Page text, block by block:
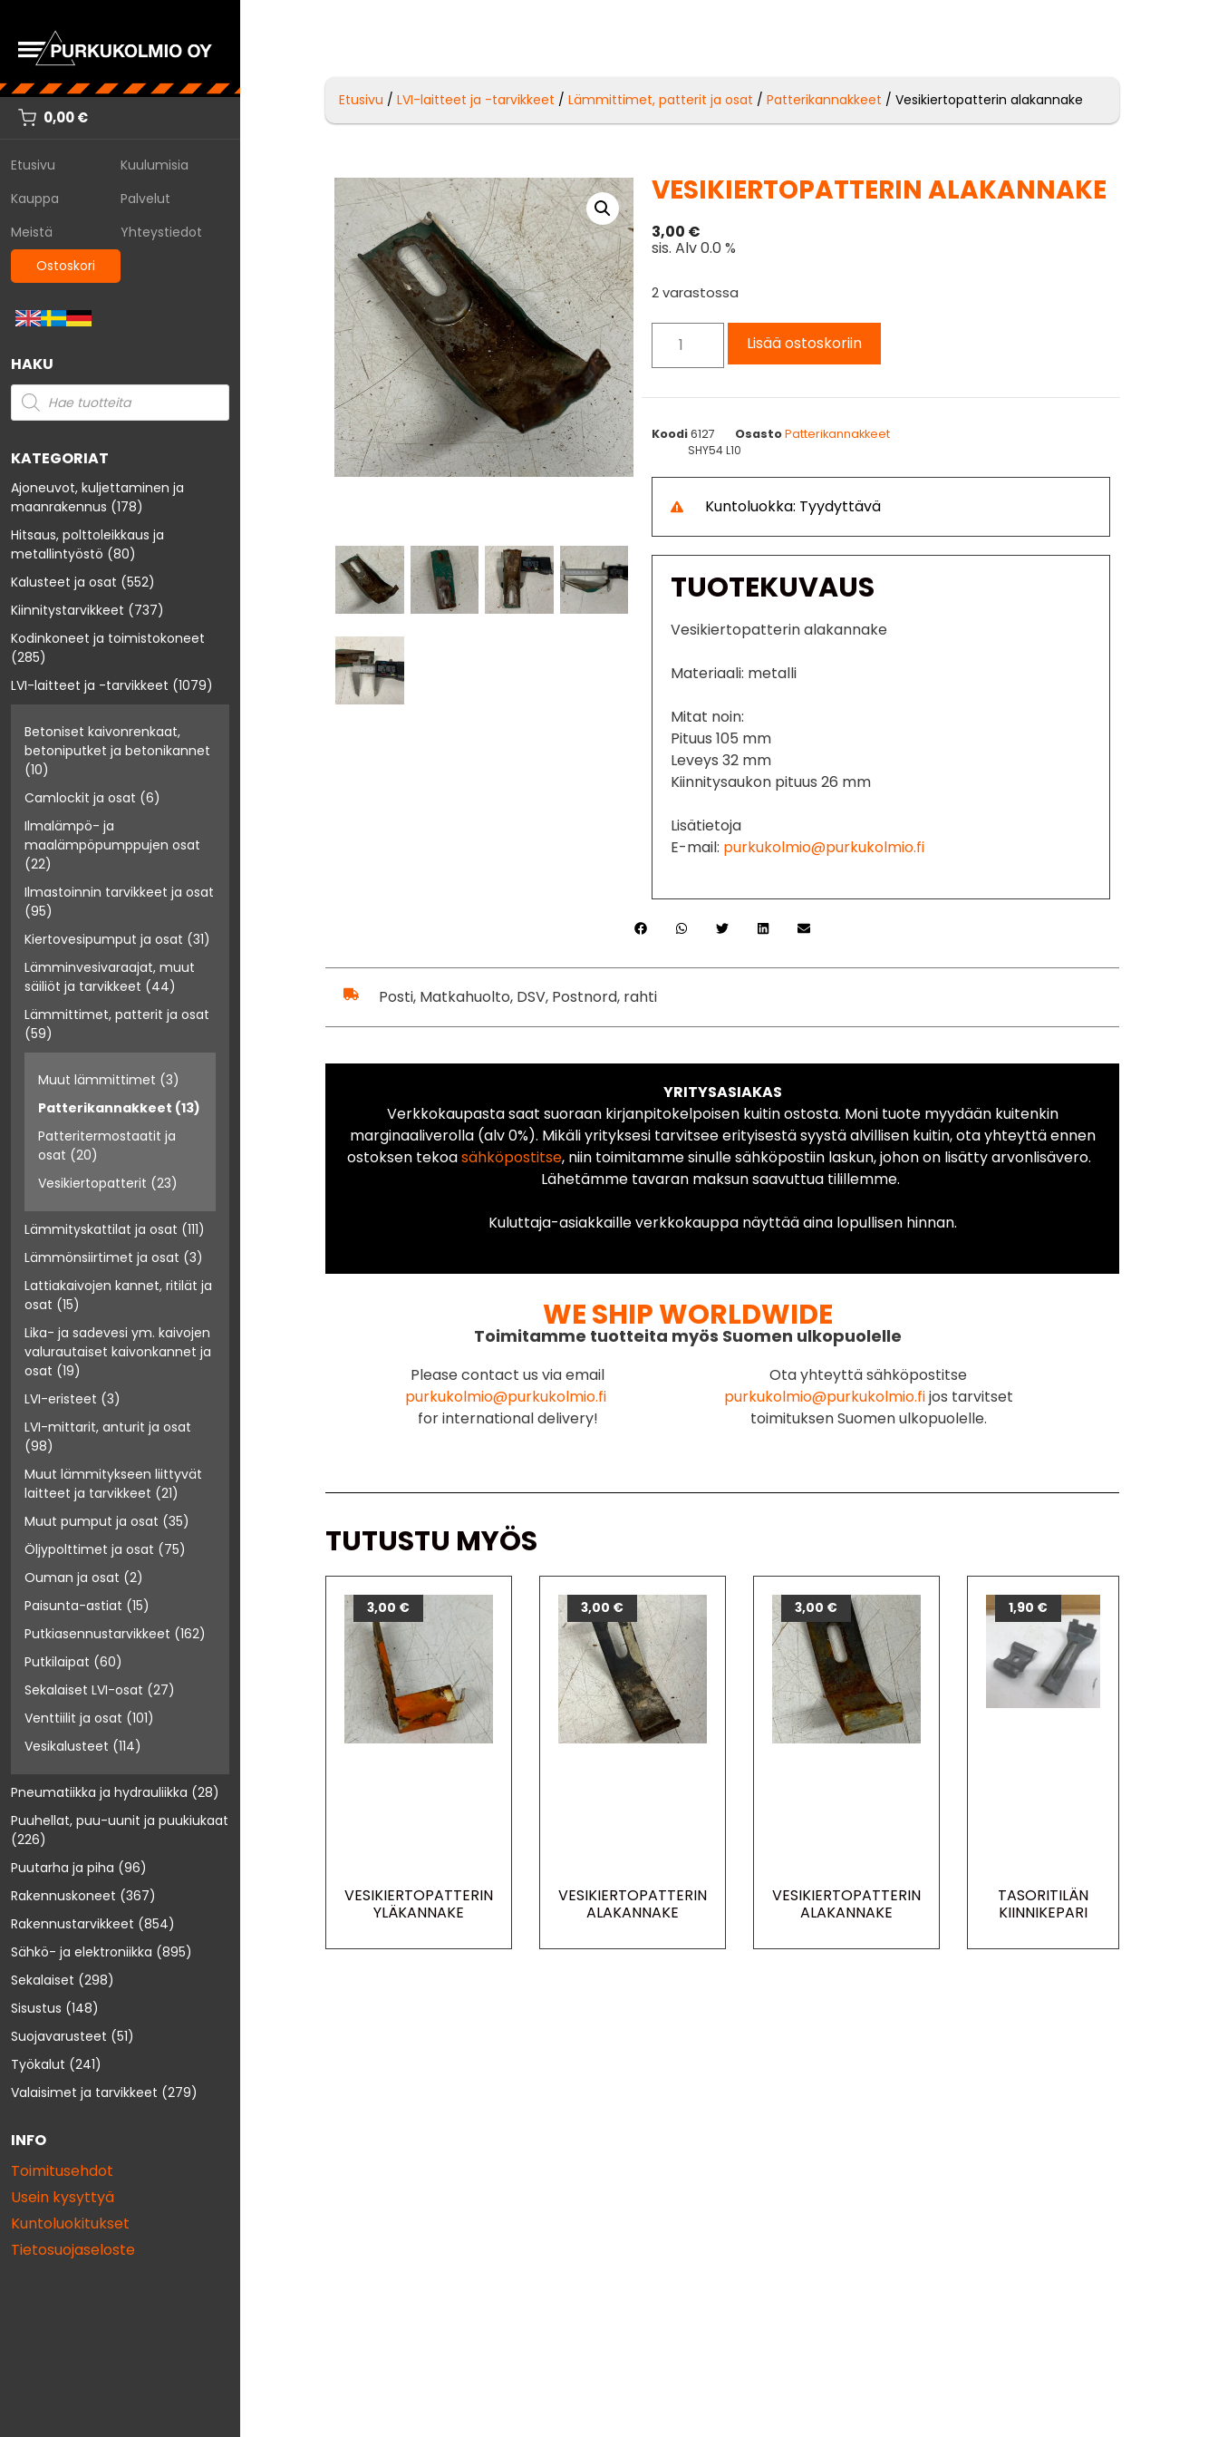
0,00€
Etusivu
Kuulumisia
Kauppa
Palvelut
Meistä
Yhteystiedot
Ostoskori
HAKU
KATEGORIAT
Ajoneuvot, kuljettaminen ja
maanrakennus (178)
Hitsaus, polttoleikkaus ja
metallintyöstö (80)
Kalusteet ja osat (552)
Kiinnitystarvikkeet (737)
Kodinkoneet ja toimistokoneet
(285)
LVI-laitteet ja -tarvikkeet (1079)
Betoniset kaivonrenkaat,
betoniputket ja betonikannet
(10)
Camlockit ja osat (6)
Ilmalämpö- ja
maalämpöpumppujen osat
(22)
Ilmastoinnin tarvikkeet ja osat
(95)
Kiertovesipumput ja osat (31)
Lämminvesivaraajat, muut
säiliöt ja tarvikkeet (44)
Lämmittimet, patterit ja osat
(59)
Muut lämmittimet (3)
Patterikannakkeet (13)
Patteritermostaatit ja
osat (20)
Vesikiertopatterit (23)
Lämmityskattilat ja osat (111)
Lämmönsiirtimet ja osat (3)
Lattiakaivojen kannet, ritilät ja
osat (15)
Lika- ja sadevesi ym. kaivojen
valurautaiset kaivonkannet ja
osat (19)
LVI-eristeet (3)
LVI-mittarit, anturit ja osat
(98)
Muut lämmitykseen liittyvät
laitteet ja tarvikkeet (21)
Muut pumput ja osat (35)
Öljypolttimet ja osat (75)
Ouman ja osat (2)
Paisunta-astiat (15)
Putkiasennustarvikkeet (162)
Putkilaipat (60)
Sekalaiset LVI-osat (27)
Venttiilit ja osat (101)
Vesikalusteet (114)
Pneumatiikka ja hydrauliikka (28)
Puuhellat, puu-uunit ja puukiukaat
(226)
Puutarha ja piha (96)
Rakennuskoneet (367)
Rakennustarvikkeet (854)
Sähkö- ja elektroniikka (895)
Sekalaiset (298)
Sisustus (148)
Suojavarusteet (51)
Työkalut (241)
Valaisimet ja tarvikkeet (279)
INFO
Toimitusehdot
Usein kysyttyä
Kuntoluokitukset
Tietosuojaseloste
Etusivu /LVI-laitteet ja -tarvikkeet /Lämmittimet, patterit ja osat /Patterikannakkeet / Vesikiertopatterin alakannake
VESIKIERTOPATTERIN ALAKANNAKE
3,00 €
sis. Alv 0.0 %
2 varastossa
Lisää ostoskoriin
Koodi6127 Osasto Patterikannakkeet
SHY54 L10
Kuntoluokka: Tyydyttävä
TUOTEKUVAUS
Vesikiertopatterin alakannake
Materiaali: metalli
Mitat noin:
Pituus 105 mm
Leveys 32 mm
Kiinnitysaukon pituus 26 mm
Lisätietoja
E-mail: purkukolmio@purkukolmio.fi
Posti, Matkahuolto, DSV, Postnord, rahti
YRITYSASIAKAS
Verkkokaupasta saat suoraan kirjanpitokelpoisen kuitin ostosta. Moni tuote myydään kuitenkin
marginaaliverolla (alv 0%). Mikäli yrityksesi tarvitsee erityisestä syystä alvillisen kuitin, ota yhteyttä ennen
ostoksen tekoasähköpostitse, niin toimitamme sinulle sähköpostiin laskun, johon on lisätty arvonlisävero.
Lähetämme tavaran maksun saavuttua tilillemme.
Kuluttaja-asiakkaille verkkokauppa näyttää aina lopullisen hinnan.
WE SHIP WORLDWIDE
Toimitamme tuotteita myös Suomen ulkopuolelle
Please contact us via email
purkukolmio@purkukolmio.fi
for international delivery!
Ota yhteyttä sähköpostitse
purkukolmio@purkukolmio.fijos tarvitset
toimituksen Suomen ulkopuolelle.
TUTUSTU MYÖS
VESIKIERTOPATTERIN
YLÄKANNAKE
3,00 €
VESIKIERTOPATTERIN
ALAKANNAKE
3,00 €
VESIKIERTOPATTERIN
ALAKANNAKE
3,00 €
TASORITILÄN
KIINNIKEPARI
1,90 €